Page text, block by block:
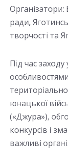
Організатори:
ради,
творчості та
Під час
юнацької
(«Джура»),
конкурсів і
важливі